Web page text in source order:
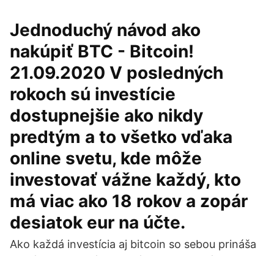
Jednoduchý návod ako
nakúpiť BTC - Bitcoin!
21.09.2020 V posledných
rokoch sú investície
dostupnejšie ako nikdy
predtým a to všetko vďaka
online svetu, kde môže
investovať vážne každý, kto
má viac ako 18 rokov a zopár
desiatok eur na účte.
Ako každá investícia aj bitcoin so sebou prináša